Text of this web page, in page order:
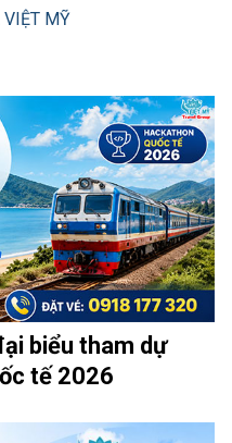
VIỆT MỸ
biểu tham dự
tế 2026